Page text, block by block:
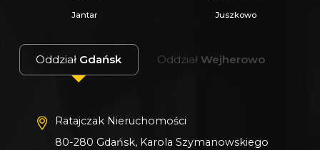
- Zaproponuj Swoją cenę prezentowanej
Gwarantujemy bezpieczny zakup i najlepszą
Oferujemy skuteczną i bezpłatną pomoc w
uzyskaniu kredytu.
Jantar Juszkowo
Oddział Gdańsk Oddział Wejherowo
Ratajczak Nieruchomości
80-280 Gdańsk, Karola Szymanowskiego